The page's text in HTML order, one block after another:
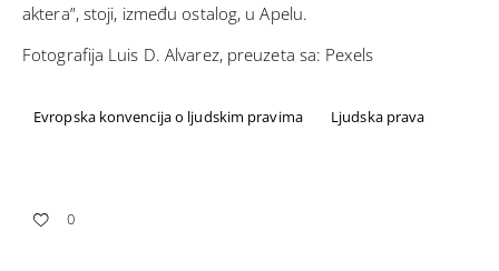
aktera”, stoji, između ostalog, u Apelu.
Fotografija Luis D. Alvarez, preuzeta sa: Pexels
Evropska konvencija o ljudskim pravima Ljudska prava
0